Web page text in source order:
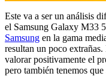
Este va a ser un análisis
el Samsung Galaxy M33
Samsung en la gama
resultan un poco
valorar positivamente el
pero también tenemos